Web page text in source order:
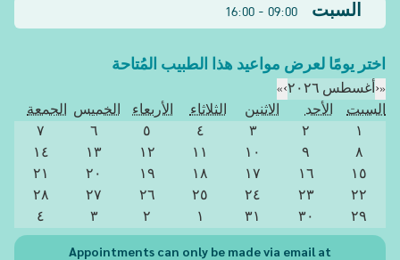
السبت
09:00 - 16:00
اختر يومًا لعرض مواعيد هذا الطبيب المُتاحة
«
‹أغسطس ٢٠٢٦ ›
»
السبت
الأحد الاثنين الثلاثاء الأربعاء الخميس الجمعة
١
٢ ٣ ٤ ٥ ٦
٧
٨
٩ ١٠ ١١ ١٢ ١٣
١٤
١٥
١٦ ١٧ ١٨ ١٩ ٢٠
٢١
٢٢
٢٣ ٢٤ ٢٥ ٢٦ ٢٧
٢٨
٢٩
٣٠ ٣١ ١ ٢ ٣ ٤
Appointments can only be made via email at